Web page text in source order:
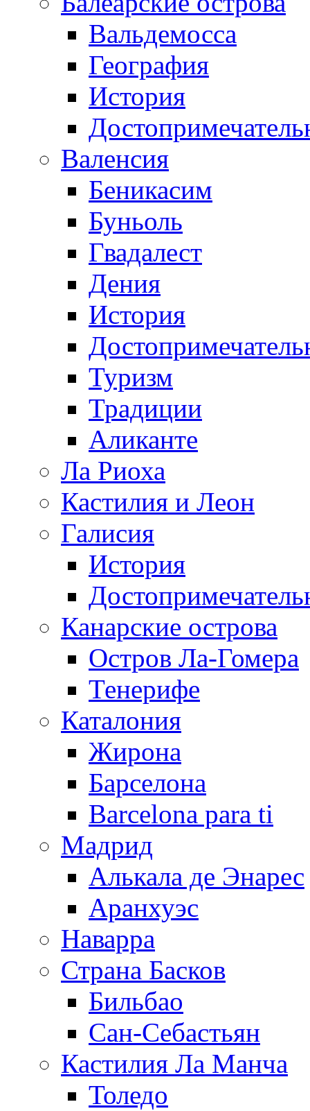
Вальдемосса
География
История
Валенсия
Беникасим
Буньоль
Гвадалест
Дения
История
Туризм
Традиции
Аликанте
Ла Риоха
Кастилия и Леон
Галисия
История
Канарские острова
Остров Ла-Гомера
Тенерифе
Каталония
Жирона
Барселона
Barcelona para ti
Мадрид
Алькала де Энарес
Аранхуэс
Наварра
Страна Басков
Бильбао
Сан-Себастьян
Кастилия Ла Манча
Толедо